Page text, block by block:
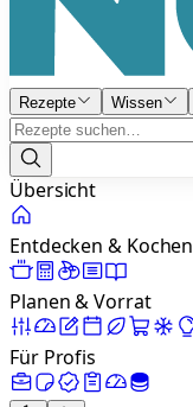
Rezepte Wissen
Übersicht
Entdecken & Kochen
Planen & Vorrat
Für Profis